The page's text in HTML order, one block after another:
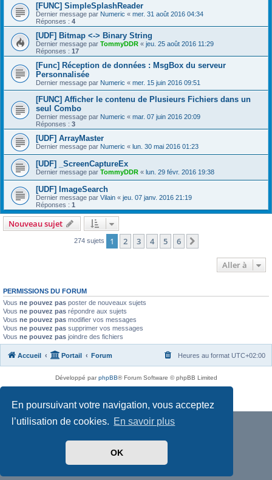
En poursuivant votre navigation, vous acceptez
l’utilisation de cookies. En savoir plus
OK
[FUNC] SimpleSplashReader
Dernier message par Numeric « mer. 31 août 2016 04:34
Réponses : 4
[UDF] Bitmap <-> Binary String
Dernier message par TommyDDR « jeu. 25 août 2016 11:29
Réponses : 17
[Func] Réception de données : MsgBox du serveur
Personnalisée
Dernier message par Numeric « mer. 15 juin 2016 09:51
[FUNC] Afficher le contenu de Plusieurs Fichiers dans un
seul Combo
Dernier message par Numeric « mar. 07 juin 2016 20:09
Réponses : 3
[UDF] ArrayMaster
Dernier message par Numeric « lun. 30 mai 2016 01:23
[UDF] _ScreenCaptureEx
Dernier message par TommyDDR « lun. 29 févr. 2016 19:38
[UDF] ImageSearch
Dernier message par Vilain « jeu. 07 janv. 2016 21:19
Réponses : 1
Nouveau sujet
274 sujets 1 2 3 4 5 6
Aller à
PERMISSIONS DU FORUM
Vous ne pouvez pas poster de nouveaux sujets
Vous ne pouvez pas répondre aux sujets
Vous ne pouvez pas modifier vos messages
Vous ne pouvez pas supprimer vos messages
Vous ne pouvez pas joindre des fichiers
Accueil Portail Forum Heures au format UTC+02:00
Développé parphpBB® Forum Software © phpBB Limited
Confidentialité